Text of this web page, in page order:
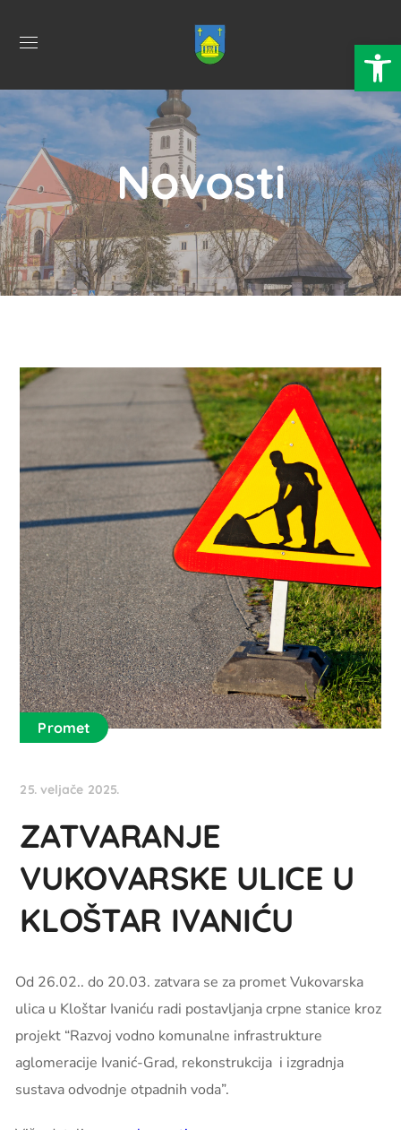
Novosti
Promet
25. veljače 2025.
ZATVARANJE
VUKOVARSKE ULICE U
KLOŠTAR IVANIĆU
Od 26.02.. do 20.03. zatvara se za promet Vukovarska
ulica u Kloštar Ivaniću radi postavljanja crpne stanice kroz
projekt “Razvoj vodno komunalne infrastrukture
aglomeracije Ivanić-Grad, rekonstrukcija i izgradnja
sustava odvodnje otpadnih voda”.